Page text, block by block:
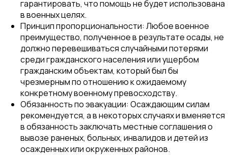
гарантировать, что помощь не будет использована
в военных целях.
Принцип пропорциональности: Любое военное
преимущество, полученное в результате осады, не
должно перевешиваться случайными потерями
среди гражданского населения или ущербом
гражданским объектам, который был бы
чрезмерным по отношению к ожидаемому
конкретному военному превосходству.
Обязанность по эвакуации: Осаждающим силам
рекомендуется, а в некоторых случаях и вменяется
в обязанность заключать местные соглашения о
вывозе раненых, больных, инвалидов и детей из
осажденных или окруженных районов.